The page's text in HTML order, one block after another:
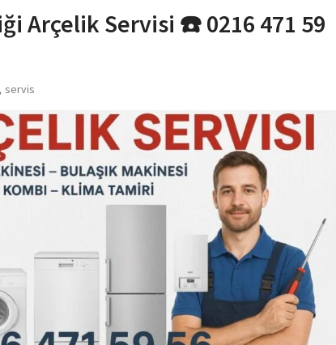
Arçelik Servisi ☎️ 0216 471 59
servis